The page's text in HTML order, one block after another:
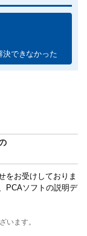
決できなかった
をお受けしておりま
PCAソフトの説明デ
います。